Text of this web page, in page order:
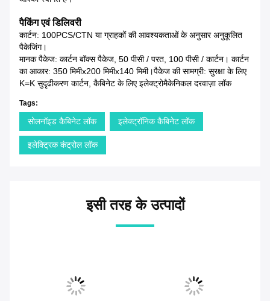
पैकिंग एवं डिलिवरी
कार्टन: 100PCS/CTN या ग्राहकों की आवश्यकताओं के अनुसार अनुकूलित
पैकेजिंग।
मानक पैकेज: कार्टन बॉक्स पैकेज, 50 पीसी / परत, 100 पीसी / कार्टन। कार्टन
का आकार: 350 मिमीx200 मिमीx140 मिमी।पैकेज की सामग्री: सुरक्षा के लिए
K=K सुदृढीकरण कार्टन, कैबिनेट के लिए इलेक्ट्रोमैकेनिकल दरवाज़ा लॉक
Tags:
सोलनॉइड कैबिनेट लॉक इलेक्ट्रॉनिक कैबिनेट लॉक
इलेक्ट्रिक कंट्रोल लॉक
इसी तरह के उत्पादों